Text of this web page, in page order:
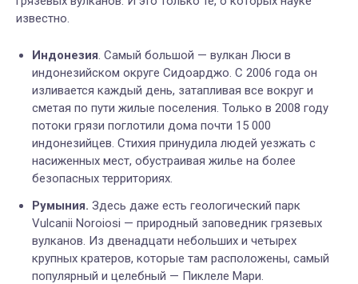
известно.
Индонезия. Самый большой — вулкан Люси в
индонезийском округе Сидоарджо. С 2006 года он
изливается каждый день, затапливая все вокруг и
сметая по пути жилые поселения. Только в 2008 году
потоки грязи поглотили дома почти 15 000
индонезийцев. Стихия принудила людей уезжать с
насиженных мест, обустраивая жилье на более
безопасных территориях.
Румыния. Здесь даже есть геологический парк
Vulcanii Noroiosi — природный заповедник грязевых
вулканов. Из двенадцати небольших и четырех
крупных кратеров, которые там расположены, самый
популярный и целебный — Пиклеле Мари.